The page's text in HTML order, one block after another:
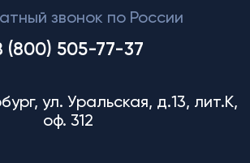
звонок по России
(800) 505-77-37
ул. Уральская, д.13, лит.К,
оф. 312